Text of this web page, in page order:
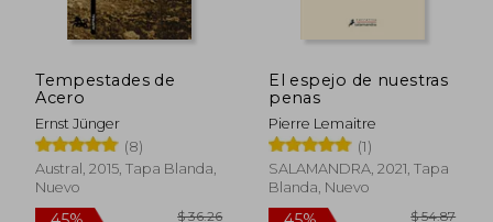
Tempestades de
Acero
Ernst Jünger
(8)
Austral, 2015, Tapa Blanda,
Nuevo
El espejo de nuestras
penas
Pierre Lemaitre
(1)
SALAMANDRA, 2021, Tapa
Blanda, Nuevo